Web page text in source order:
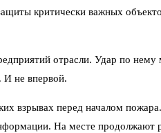
критически важных
отрасли. Удар по
И не впервой.
взрывах перед началом
На месте